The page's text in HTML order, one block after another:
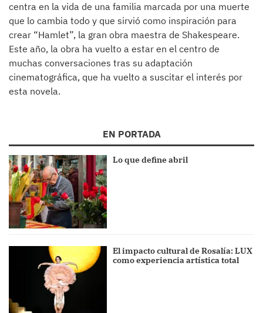
centra en la vida de una familia marcada por una muerte
que lo cambia todo y que sirvió como inspiración para
crear “Hamlet”, la gran obra maestra de Shakespeare.
Este año, la obra ha vuelto a estar en el centro de
muchas conversaciones tras su adaptación
cinematográfica, que ha vuelto a suscitar el interés por
esta novela.
EN PORTADA
Lo que define abril
El impacto cultural de Rosalía: LUX
como experiencia artística total